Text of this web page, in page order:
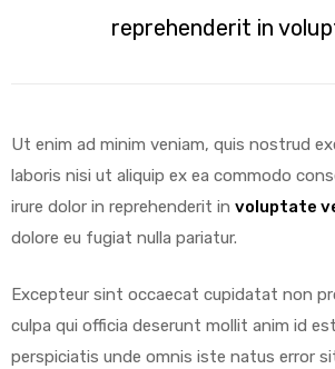
reprehenderit in
Ut enim ad minim veniam, quis nostrud
laboris nisi ut aliquip ex ea commodo
irure dolor in reprehenderit in voluptate
dolore eu fugiat nulla pariatur.
Excepteur sint occaecat cupidatat non
culpa qui officia deserunt mollit anim id
perspiciatis unde omnis iste natus error